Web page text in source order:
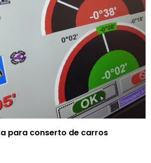
para conserto de carros